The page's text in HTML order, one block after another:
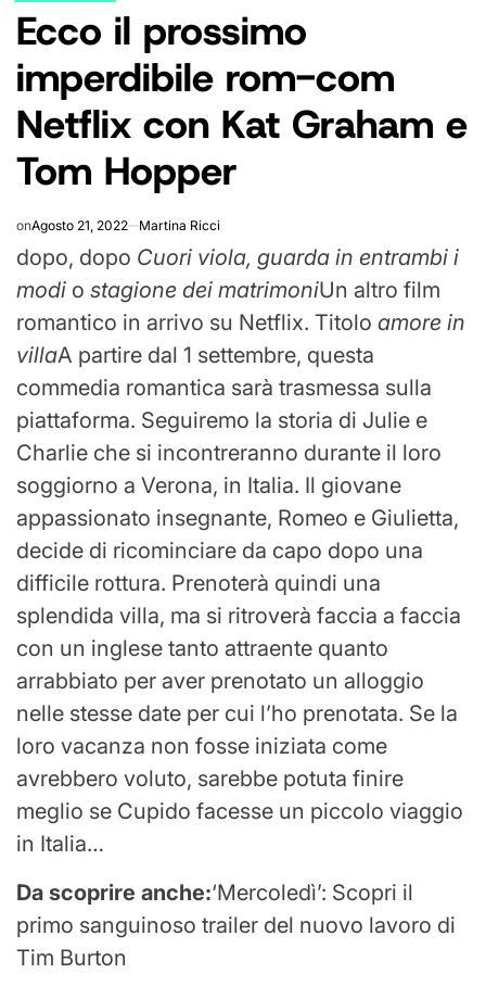
IN
Ecco il prossimo
imperdibile rom-com
Netflix con Kat Graham e
Tom Hopper
onAgosto 21, 2022 Martina Ricci
dopo, dopo Cuori viola, guarda in entrambi i
modi o stagione dei matrimoniUn altro film
romantico in arrivo su Netflix. Titolo amore in
villaA partire dal 1 settembre, questa
commedia romantica sarà trasmessa sulla
piattaforma. Seguiremo la storia di Julie e
Charlie che si incontreranno durante il loro
soggiorno a Verona, in Italia. Il giovane
appassionato insegnante, Romeo e Giulietta,
decide di ricominciare da capo dopo una
difficile rottura. Prenoterà quindi una
splendida villa, ma si ritroverà faccia a faccia
con un inglese tanto attraente quanto
arrabbiato per aver prenotato un alloggio
nelle stesse date per cui l’ho prenotata. Se la
loro vacanza non fosse iniziata come
avrebbero voluto, sarebbe potuta finire
meglio se Cupido facesse un piccolo viaggio
in Italia…
Da scoprire anche:‘Mercoledì’: Scopri il
primo sanguinoso trailer del nuovo lavoro di
Tim Burton